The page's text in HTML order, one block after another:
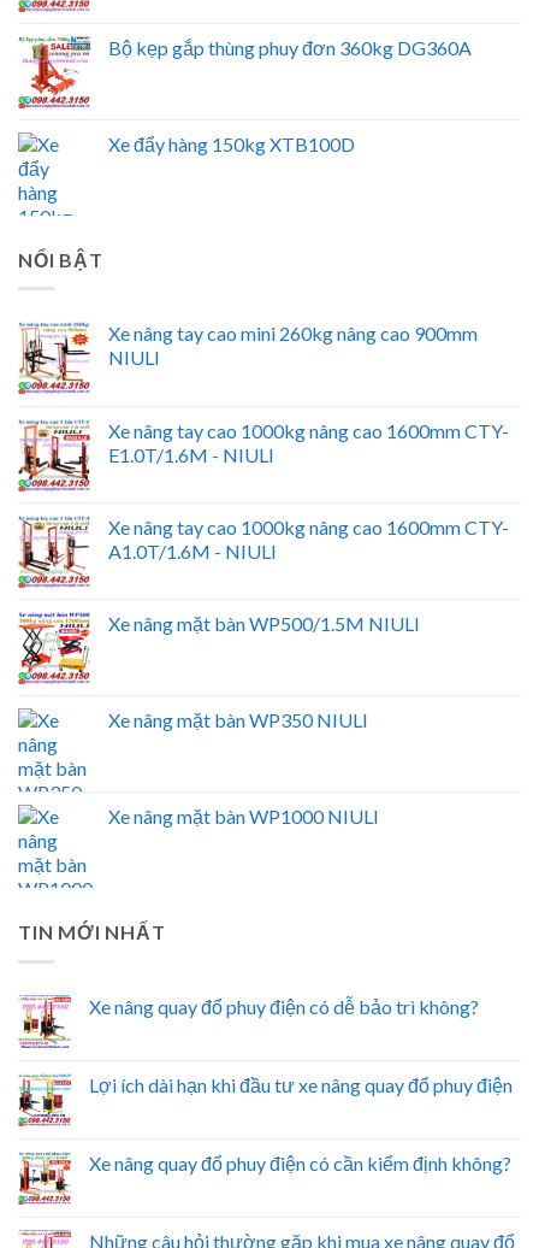
Bộ kẹp gắp thùng phuy đơn 360kg DG360A
Xe đẩy hàng 150kg XTB100D
NỔI BẬT
Xe nâng tay cao mini 260kg nâng cao 900mm
NIULI
Xe nâng tay cao 1000kg nâng cao 1600mm CTY-
E1.0T/1.6M - NIULI
Xe nâng tay cao 1000kg nâng cao 1600mm CTY-
A1.0T/1.6M - NIULI
Xe nâng mặt bàn WP500/1.5M NIULI
Xe nâng mặt bàn WP350 NIULI
Xe nâng mặt bàn WP1000 NIULI
TIN MỚI NHẤT
Xe nâng quay đổ phuy điện có dễ bảo trì không?
Lợi ích dài hạn khi đầu tư xe nâng quay đổ phuy điện
Xe nâng quay đổ phuy điện có cần kiểm định không?
Những câu hỏi thường gặp khi mua xe nâng quay đổ